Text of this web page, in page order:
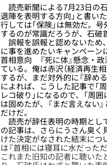
読売新聞による7月23日の
退陣を表明する方向」と書い
行しては「保険」は無効だ。
するのが常識だろうが、石破
誤報を誤報と認めないため
に事を進めたいキャンペーン
首相意向 『死に体』懸念・政
ている。俺は赤沢（経済再生
するが、まだ対外的に『辞め
によれば、こうした記事で「
レコ破り」になるので、「周
は固めたが、『まだ言えない
だけだ。
読売が辞任表明の時期とし
の記事は、さらにうさん臭
けた決定がなされた結末につ
は『首相には寝耳に水だった
これまた旧知の記者に聴い